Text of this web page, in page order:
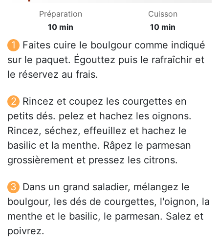
Préparation
10 min
Cuisson
10 min
Faites cuire le boulgour comme indiqué
sur le paquet. Égouttez puis le rafraîchir et
le réservez au frais.
Rincez et coupez les courgettes en
petits dés. pelez et hachez les oignons.
Rincez, séchez, effeuillez et hachez le
basilic et la menthe. Râpez le parmesan
grossièrement et pressez les citrons.
Dans un grand saladier, mélangez le
boulgour, les dés de courgettes, l'oignon, la
menthe et le basilic, le parmesan. Salez et
poivrez.